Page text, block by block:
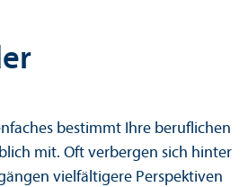
bestimmt Ihre beruflichen
mit. Oft verbergen sich hinter
vielfältigere Perspektiven